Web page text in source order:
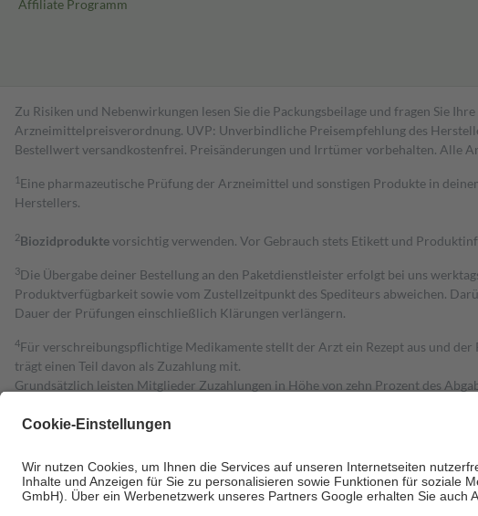
Affiliate Programm
Zu Risiken und Nebenwirkungen lesen Sie die Packungsbeilage und fragen Sie
Arzneimittelpreisverordnung. UVP: Unverbindliche Preisempfehlung des
Bestell­wert versand­kosten­frei. Preisänderungen und Irrtümer vorbehalten. Alle
1 Eine pharmazeutische Prüfung der Arzneimittel und sonstigen Produkte in
Herstellers.
2Biozidproduktevorsichtig verwenden. Vor Gebrauch stets Etikett und
3Die Übergabe deiner Bestellung an den Paketdienstleister erfolgt bei uns
Produktverfügbarkeit sowie vom Zustellzeitpunkt des Spediteurs abweichen.
Dauer der Prüfungen einschließlich Klärungen verlängern.
4Für verschreibungspflichtige Medikamente stellt der Arzt ein Rezept aus und
trägt einen Teil davon als Zuzahlung mit.
Grundsätzlich leisten Mitglieder Zuzahlungen in Höhe von zehn Prozent des
Diese Regeln gelten grundsätzlich auch für Online-Apotheken.
Um das Engagement der Versicherten für ihre eigene Gesundheit zu stärken
• Kindern und Jugendlichen bis zum vollendeten 18. Lebensjahr mit Ausnahme
• Untersuchungen zur Vorsorge und Früherkennung, die von der GKV getragen